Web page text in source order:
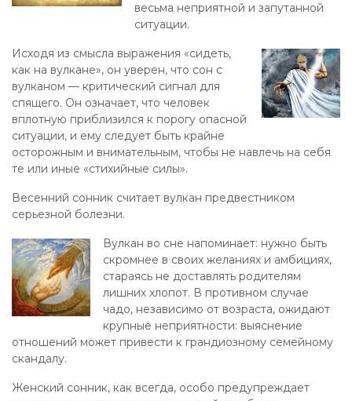
весьма неприятной и запутанной
ситуации.
Исходя из смысла выражения «сидеть,
как на вулкане», он уверен, что сон с
вулканом — критический сигнал для
спящего. Он означает, что человек
вплотную приблизился к порогу опасной
ситуации, и ему следует быть крайне
осторожным и внимательным, чтобы не навлечь на себя
те или иные «стихийные силы».
Весенний сонник считает вулкан предвестником
серьезной болезни.
Вулкан во сне напоминает: нужно быть
скромнее в своих желаниях и амбициях,
стараясь не доставлять родителям
лишних хлопот. В противном случае
чадо, независимо от возраста, ожидают
крупные неприятности: выяснение
отношений может привести к грандиозному семейному
скандалу.
Женский сонник, как всегда, особо предупреждает